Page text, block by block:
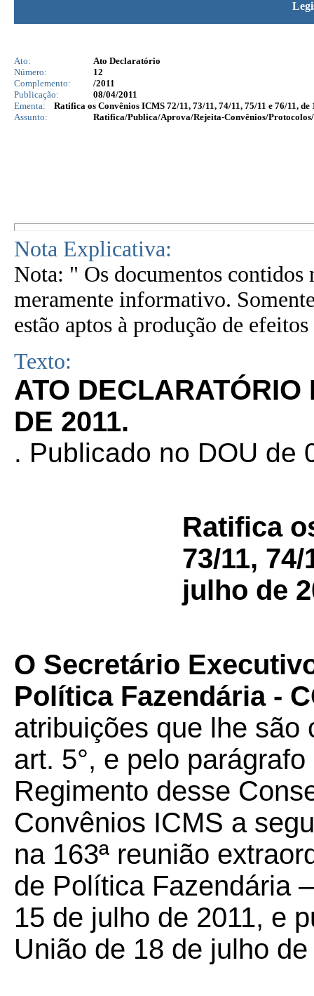
Ato:
Ato Declaratório
Número:
12
Complemento:
/2011
Publicação:
08/04/2011
Ementa:
Ratifica os Convênios ICMS 72/11, 73/11, 74/11, 75/11 e 76/11, de
Assunto:
Ratifica/Publica/Aprova/Rejeita-Convênios/
Nota Explicativa:
Nota: " Os documentos contidos
meramente informativo.
estão aptos à produção de
Texto:
ATO DECLARATÓRIO
DE 2011.
. Publicado no DOU de
Ratifica
73/11, 74/
julho de
O Secretário
Política Fazendária -
atribuições que lhe são
art. 5°, e pelo
Regimento desse
Convênios ICMS a
na 163ª reunião
de Política Fazendária
15 de julho de 2011, e
União de 18 de julho de